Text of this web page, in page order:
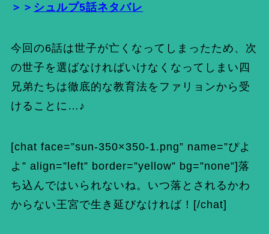
＞＞ シュルプ5話ネタバレ
今回の6話は世子が亡くなってしまったため、次
の世子を選ばなければいけなくなってしまい四
兄弟たちは徹底的な教育法をファリョンから受
けることに…♪
[chat face=”sun-350×350-1.png” name=”ぴよ
よ” align=”left” border=”yellow” bg=”none”]落
ち込んではいられないね。いつ落とされるかわ
からない王宮で生き延びなければ！[/chat]